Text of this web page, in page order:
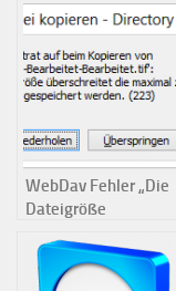
WebDav Fehler „Die
Dateigröße
maximal zulässige
Größe (223)“ beheben